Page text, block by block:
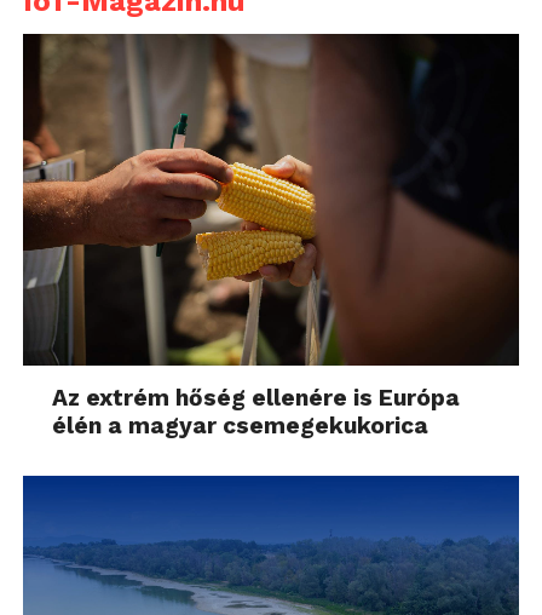
Az extrém hőség ellenére is Európa
élén a magyar csemegekukorica